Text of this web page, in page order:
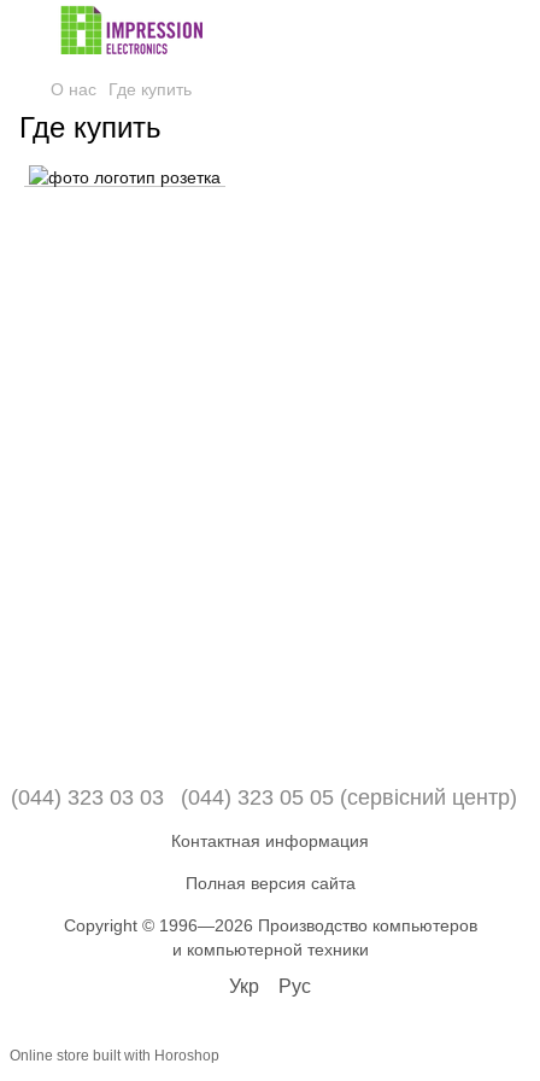
О нас Где купить
Где купить
(044) 323 03 03 (044) 323 05 05 (сервісний центр)
Контактная информация
Полная версия сайта
Copyright © 1996—2026 Производство компьютеров
и компьютерной техники
Укр Рус
Online store built with Horoshop